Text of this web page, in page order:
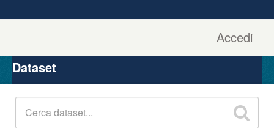
Accedi
Organizzazioni
Gruppi
Dataset